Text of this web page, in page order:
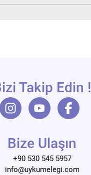
Takip Edin !
Bize Ulaşın
+90 530 545 5957
info@uykumelegi.com